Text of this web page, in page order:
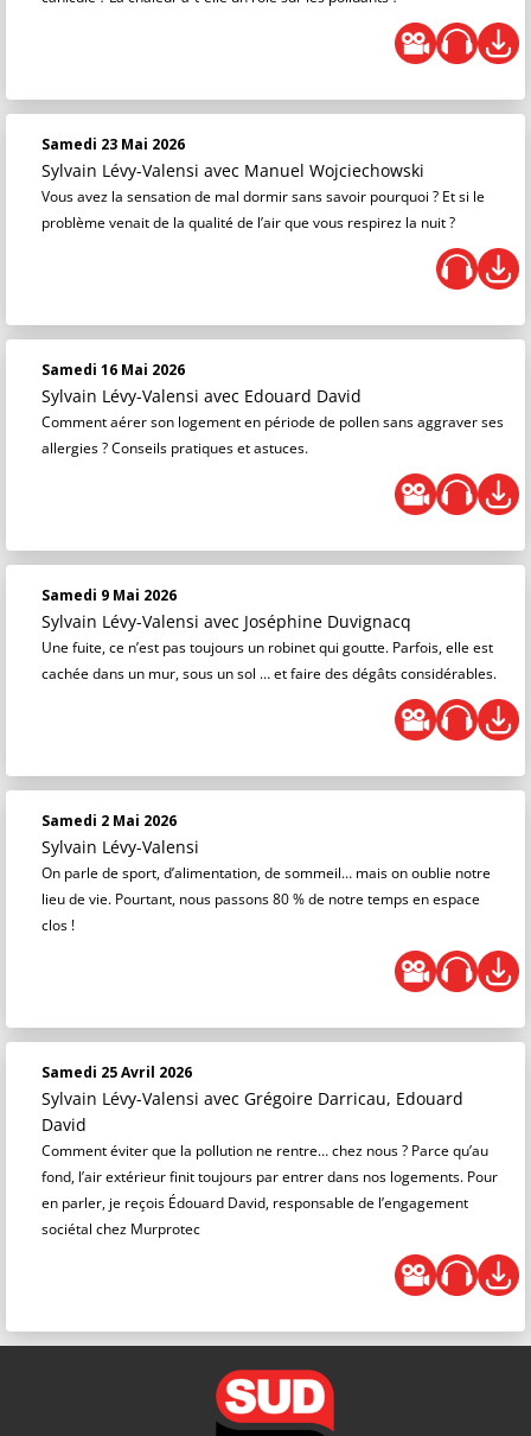
Samedi 23 Mai 2026
Sylvain Lévy-Valensi avec Manuel Wojciechowski
Vous avez la sensation de mal dormir sans savoir pourquoi ? Et si le
problème venait de la qualité de l’air que vous respirez la nuit ?
Samedi 16 Mai 2026
Sylvain Lévy-Valensi avec Edouard David
Comment aérer son logement en période de pollen sans aggraver ses
allergies ? Conseils pratiques et astuces.
Samedi 9 Mai 2026
Sylvain Lévy-Valensi avec Joséphine Duvignacq
Une fuite, ce n’est pas toujours un robinet qui goutte. Parfois, elle est
cachée dans un mur, sous un sol … et faire des dégâts considérables.
Samedi 2 Mai 2026
Sylvain Lévy-Valensi
On parle de sport, d’alimentation, de sommeil… mais on oublie notre
lieu de vie. Pourtant, nous passons 80 % de notre temps en espace
clos !
Samedi 25 Avril 2026
Sylvain Lévy-Valensi avec Grégoire Darricau, Edouard
David
Comment éviter que la pollution ne rentre… chez nous ? Parce qu’au
fond, l’air extérieur finit toujours par entrer dans nos logements. Pour
en parler, je reçois Édouard David, responsable de l’engagement
sociétal chez Murprotec